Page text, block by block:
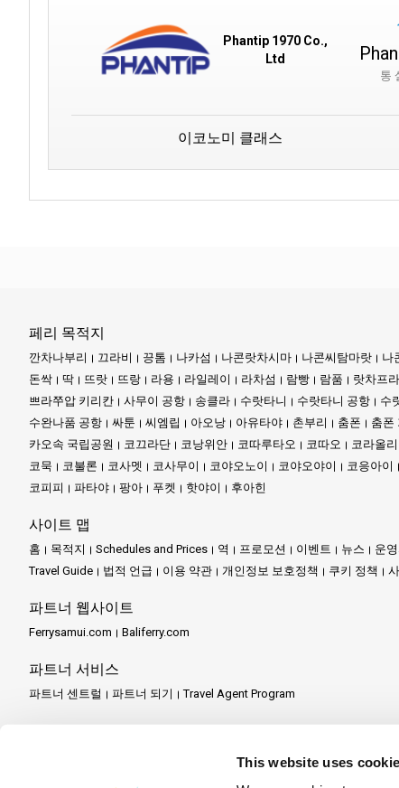
This website uses
Phantip 1970 Co.,
Ltd
통
이코노미 클래스
페리 목적지
깐차나부리 끄라비 끙톰 나카섬 나콘랏차시마 나콘씨탐마랏 나
돈싹
딱 뜨랏 뜨랑 라용 라일레이 라차섬 람빵 람품 랏차프
쁘라쭈압 키리칸
사무이 공항 송클라 수랏타니 수랏타니 공항 수
수완나품 공항
싸툰 씨엠립 아오낭 아유타야 촌부리 춤폰 춤폰
카오속 국립공원
코끄라단 코낭위안 코따루타오 코따오 코라올
코묵
코불론 코사멧 코사무이 코야오노이 코야오야이 코응아이
코피피
파타야 팡아 푸켓 핫야이 후아힌
사이트 맵
홈 목적지 Schedules and Prices 역 프로모션 이벤트 뉴스 운
Travel Guide
법적 언급 이용 약관 개인정보 보호정책 쿠키 정책
파트너 웹사이트
Ferrysamui.com Baliferry.com
파트너 서비스
파트너 센트럴 파트너 되기 Travel Agent Program